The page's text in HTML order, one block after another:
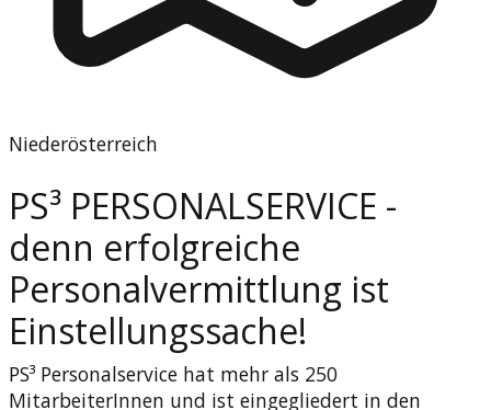
Niederösterreich
PS³ PERSONALSERVICE -
denn erfolgreiche
Personalvermittlung ist
Einstellungssache!
PS³ Personalservice hat mehr als 250
MitarbeiterInnen und ist eingegliedert in den